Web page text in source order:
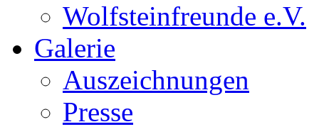
Wolfsteinfreunde e.V.
Galerie
Auszeichnungen
Presse